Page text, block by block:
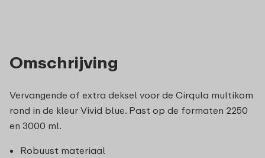
Omschrijving
Vervangende of extra deksel voor de Cirqula multikom
rond in de kleur Vivid blue. Past op de formaten 2250
en 3000 ml.
Robuust materiaal